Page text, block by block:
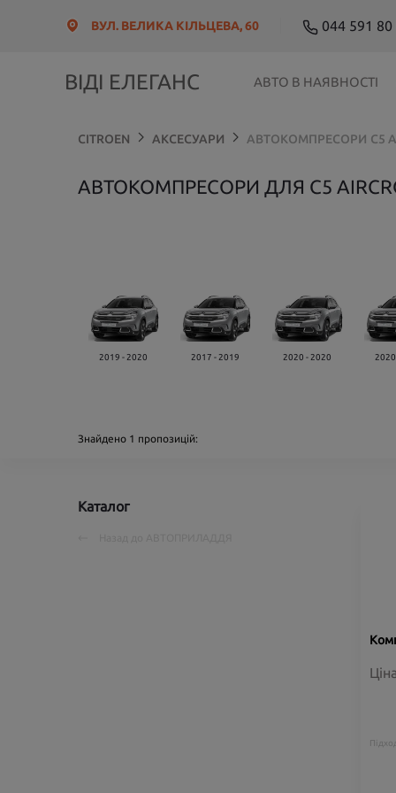
ВУЛ. ВЕЛИКА КІЛЬЦЕВА, 60 044 591 80
ВІДІ ЕЛЕГАНС АВТО В НАЯВНОСТІ
CITROEN АКСЕСУАРИ АВТОКОМПРЕСОРИ C5
АВТОКОМПРЕСОРИ ДЛЯ C5
2019 - 2020 2017 - 2019 2020 - 2020
Знайдено 1 пропозицій:
Каталог